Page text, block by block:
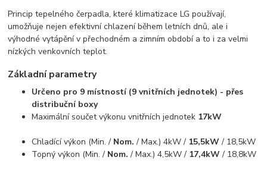
Princip tepelného čerpadla, které klimatizace LG používají,
umožňuje nejen efektivní chlazení během letních dnů, ale i
výhodné vytápění v přechodném a zimním období a to i za velmi
nízkých venkovních teplot.
Základní parametry
Určeno pro 9 místností (9 vnitřních jednotek) - přes
distribuční boxy
Maximální součet výkonu vnitřních jednotek 17kW
Chladící výkon (Min. / Nom. / Max.) 4kW / 15,5kW/ 18,5kW
Topný výkon (Min. / Nom. / Max.) 4,5kW / 17,4kW/ 18,8kW